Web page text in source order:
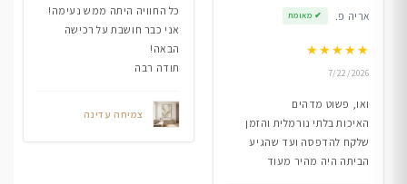
אריה פ. ✔ מאומת
★★★★★
7/22/2026
ואו, פשוט מדהים
האיכות בלתי נורמלית והזמן
שלקח להדפסה ועד שהגיע
הביתה היה מהיר מעוד
כל החוויה היתה ממש נעימה!
אני כבר חושבת על רכישה
הבאה!
תודה רבה
צמיחה עדינה